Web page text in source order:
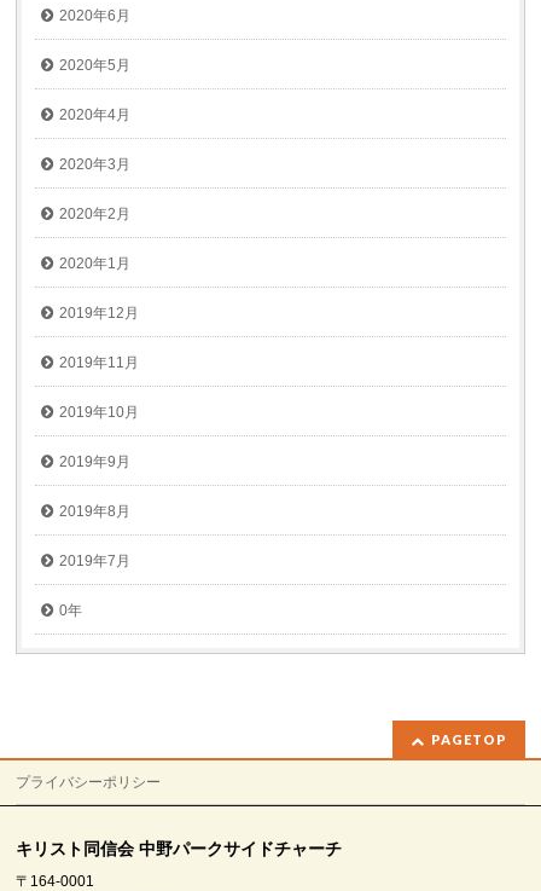
2020年6月
2020年5月
2020年4月
2020年3月
2020年2月
2020年1月
2019年12月
2019年11月
2019年10月
2019年9月
2019年8月
2019年7月
0年
PAGETOP
プライバシーポリシー
キリスト同信会 中野パークサイドチャーチ
〒164-0001